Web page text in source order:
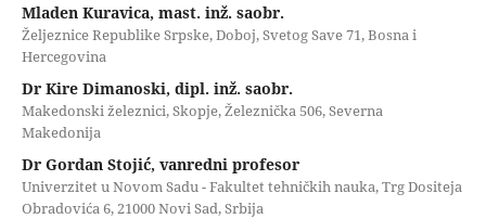
Mladen Kuravica, mast. inž. saobr.
Željeznice Republike Srpske, Doboj, Svetog Save 71, Bosna i
Hercegovina
Dr Kire Dimanoski, dipl. inž. saobr.
Makedonski železnici, Skopje, Železnička 506, Severna
Makedonija
Dr Gordan Stojić, vanredni profesor
Univerzitet u Novom Sadu - Fakultet tehničkih nauka, Trg Dositeja
Obradovića 6, 21000 Novi Sad, Srbija